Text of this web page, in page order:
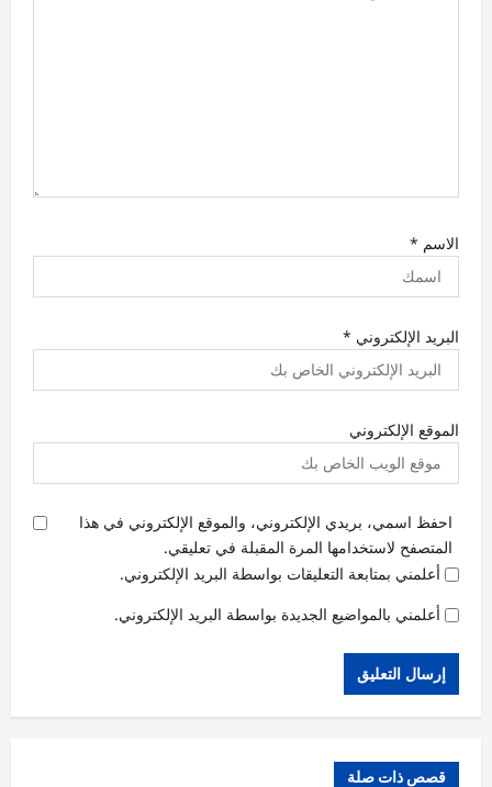
الاسم *
البريد الإلكتروني *
الموقع الإلكتروني
احفظ اسمي، بريدي الإلكتروني، والموقع الإلكتروني في هذا
المتصفح لاستخدامها المرة المقبلة في تعليقي.
أعلمني بمتابعة التعليقات بواسطة البريد الإلكتروني.
أعلمني بالمواضيع الجديدة بواسطة البريد الإلكتروني.
قصص ذات صلة